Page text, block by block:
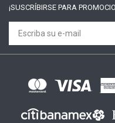
¡SUSCRÍBIRSE PARA